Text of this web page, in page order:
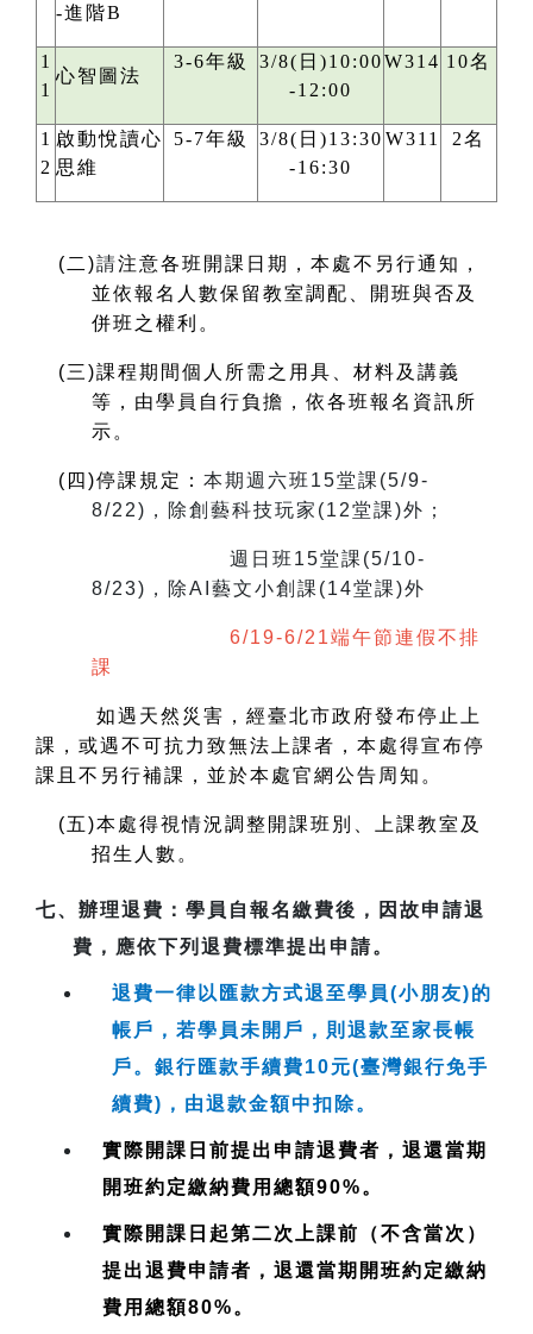
-進階B
1
1
心智圖法
3-6年級
3/8(日)10:00
-12:00
W314 10名
1
2
啟動悅讀心
思維
5-7年級
3/8(日)13:30
-16:30
W311 2名
( 二)請注意各班開課日期，本處不另行通知，
並依報名人數保留教室調配、開班與否及
併班之權利。
(三)課程期間個人所需之用具、材料及講義
等，由學員自行負擔，依各班報名資訊所
示。
( 四)停課規定： 本期週六班15堂課(5/9-
8/22)，除創藝科技玩家(12堂課)外；
週日班15堂課(5/10-
8/23)，除AI藝文小創課(14堂課)外
6/19-6/21端午節連假不排
課
如遇天然災害，經臺北市政府發布停止上
課，或遇不可抗力致無法上課者，本處得宣布停
課且不另行補課，並於本處官網公告周知。
(五)本處得視情況調整開課班別、上課教室及
招生人數。
七、 辦理退費 ：學員自報名繳費後，因故申請退
費，應依下列退費標準提出申請。
退費一律以匯款方式退至學員(小朋友)的
帳戶，若學員未開戶，則退款至家長帳
戶。銀行匯款手續費10元(臺灣銀行免手
續費)，由退款金額中扣除。
實際開課日前提出申請退費者，退還當期
開班約定繳納費用總額90%。
實際開課日起第二次上課前（不含當次）
提出退費申請者，退還當期開班約定繳納
費用總額80%。